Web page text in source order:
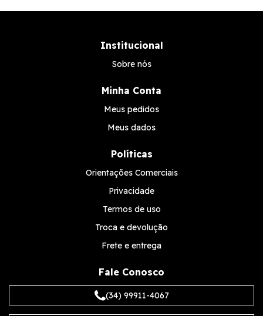
Institucional
Sobre nós
Minha Conta
Meus pedidos
Meus dados
Políticas
Orientações Comerciais
Privacidade
Termos de uso
Troca e devolução
Frete e entrega
Fale Conosco
(34) 99911-4067